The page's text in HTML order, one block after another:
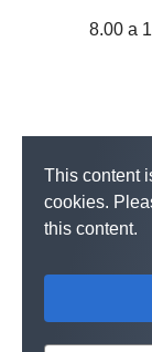
8.00 a
This content
cookies.
this content.